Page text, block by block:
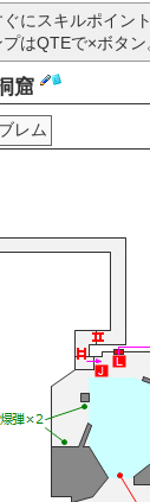
にスキルポイント
はQTEで×ボタン
窟
レム